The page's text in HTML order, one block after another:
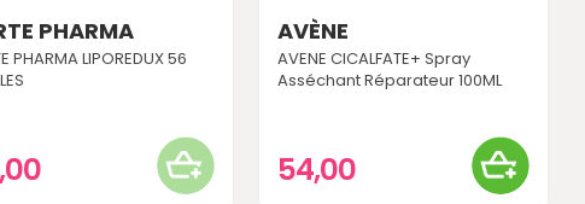
PHARMA
PHARMA LIPOREDUX 56
AVÈNE
AVENE CICALFATE+ Spray
Asséchant Réparateur 100ML
54,00